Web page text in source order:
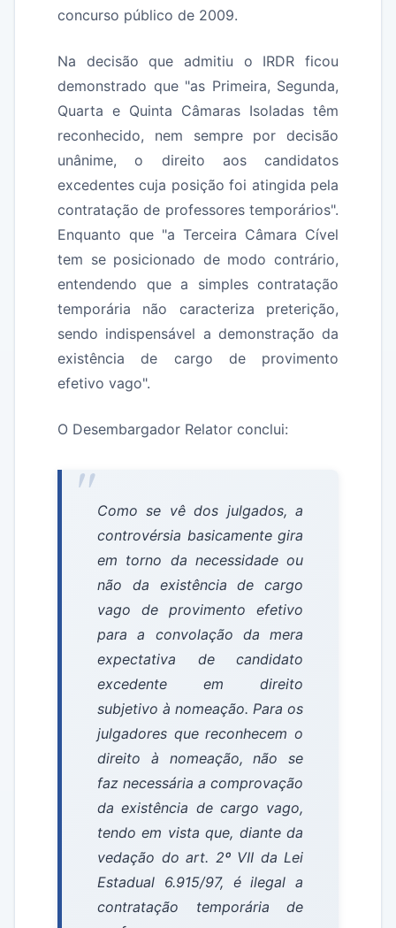
concurso público de 2009.
Na decisão que admitiu o IRDR ficou
demonstrado que "as Primeira, Segunda,
Quarta e Quinta Câmaras Isoladas têm
reconhecido, nem sempre por decisão
unânime, o direito aos candidatos
excedentes cuja posição foi atingida pela
contratação de professores temporários".
Enquanto que "a Terceira Câmara Cível
tem se posicionado de modo contrário,
entendendo que a simples contratação
temporária não caracteriza preterição,
sendo indispensável a demonstração da
existência de cargo de provimento
efetivo vago".
O Desembargador Relator conclui:
Como se vê dos julgados, a
controvérsia basicamente gira
em torno da necessidade ou
não da existência de cargo
vago de provimento efetivo
para a convolação da mera
expectativa de candidato
excedente em direito
subjetivo à nomeação. Para os
julgadores que reconhecem o
direito à nomeação, não se
faz necessária a comprovação
da existência de cargo vago,
tendo em vista que, diante da
vedação do art. 2º VII da Lei
Estadual 6.915/97, é ilegal a
contratação temporária de